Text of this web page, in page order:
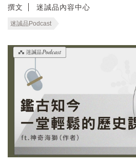
撰文 迷誠品內容中心
迷誠品Podcast